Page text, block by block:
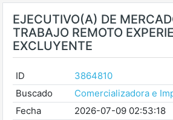
EJECUTIVO(A) DE
TRABAJO REMOTO
EXCLUYENTE
ID
3864810
Buscado
Comercializadora e
Fecha
2026-07-09 02:53:18